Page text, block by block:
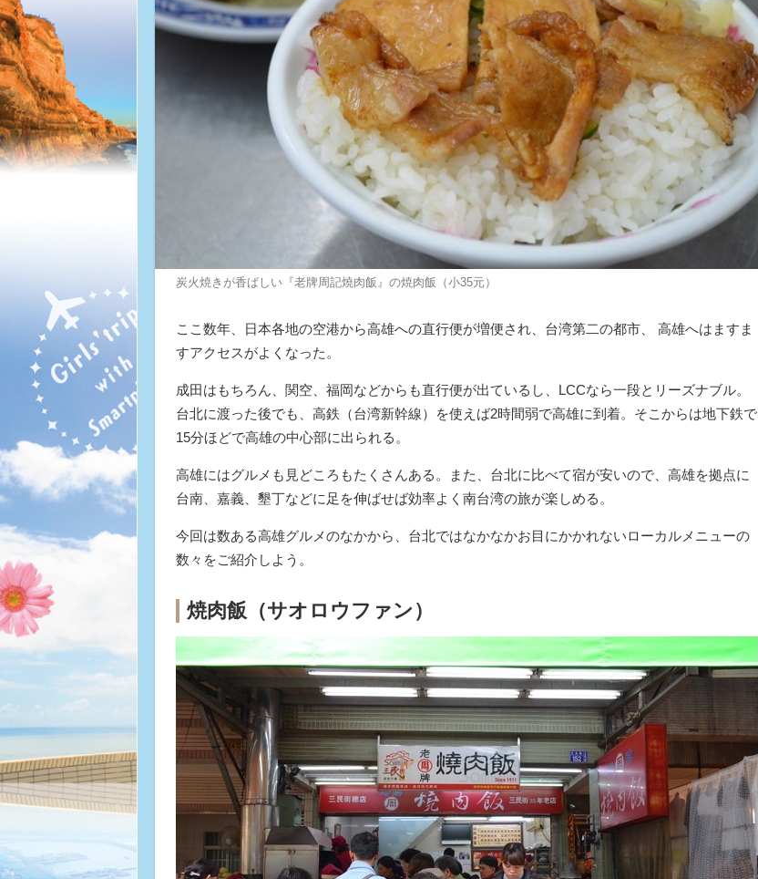
炭火焼きが香ばしい『老牌周記燒肉飯』の焼肉飯（小35元）
ここ数年、日本各地の空港から高雄への直行便が増便され、台湾第二の都市、 高雄へはますま
すアクセスがよくなった。
成田はもちろん、関空、福岡などからも直行便が出ているし、LCCなら一段とリーズナブル。
台北に渡った後でも、高鉄（台湾新幹線）を使えば2時間弱で高雄に到着。そこからは地下鉄で
15分ほどで高雄の中心部に出られる。
高雄にはグルメも見どころもたくさんある。また、台北に比べて宿が安いので、高雄を拠点に
台南、嘉義、墾丁などに足を伸ばせば効率よく南台湾の旅が楽しめる。
今回は数ある高雄グルメのなかから、台北ではなかなかお目にかかれないローカルメニューの
数々をご紹介しよう。
焼肉飯（サオロウファン）